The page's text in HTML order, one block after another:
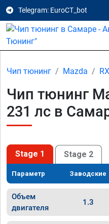
Telegram: EuroCT_bot
Чип тюнинг Mazda
Чип тюнинг
231 лс в
Stage 1 Stage 2
Параметр Заводские
Объем
двигателя
1.3